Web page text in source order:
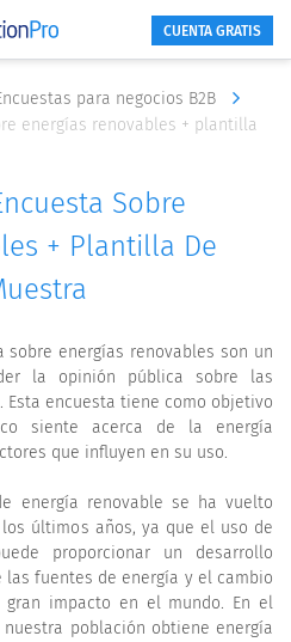
CUENTA GRATIS
para negocios B2B
energías renovables + plantilla
Sobre
+ Plantilla De
sobre energías renovables son un
la opinión pública sobre las
Esta encuesta tiene como objetivo
siente acerca de la energía
que influyen en su uso.
energía renovable se ha vuelto
últimos años, ya que el uso de
proporcionar un desarrollo
fuentes de energía y el cambio
impacto en el mundo. En el
población obtiene energía